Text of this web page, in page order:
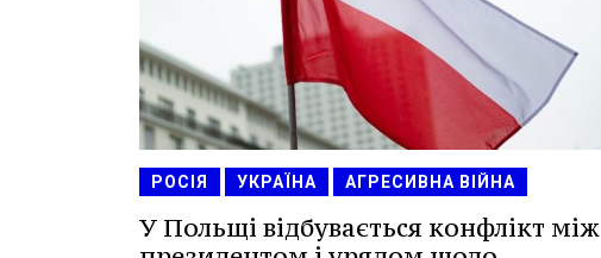
РОСІЯ УКРАЇНА АГРЕСИВНА ВІЙНА
У Польщі відбувається конфлікт між